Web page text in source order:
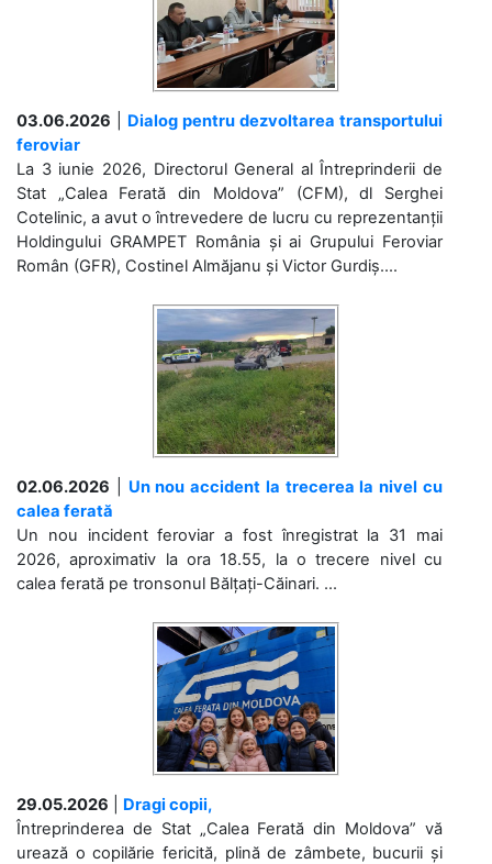
03.06.2026
Dialog pentru dezvoltarea transportului
feroviar
La 3 iunie 2026, Directorul General al Întreprinderii de
Stat „Calea Ferată din Moldova” (CFM), dl Serghei
Cotelinic, a avut o întrevedere de lucru cu reprezentanții
Holdingului GRAMPET România și ai Grupului Feroviar
Român (GFR), Costinel Almăjanu și Victor Gurdiș....
02.06.2026
Un nou accident la trecerea la nivel cu
calea ferată
Un nou incident feroviar a fost înregistrat la 31 mai
2026, aproximativ la ora 18.55, la o trecere nivel cu
calea ferată pe tronsonul Bălțați-Căinari. ...
29.05.2026
Dragi copii,
Întreprinderea de Stat „Calea Ferată din Moldova” vă
urează o copilărie fericită, plină de zâmbete, bucurii și